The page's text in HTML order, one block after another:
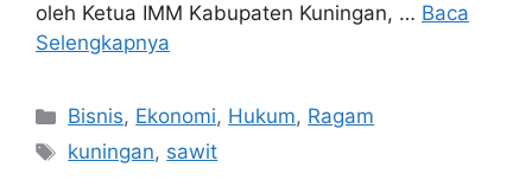
oleh Ketua IMM Kabupaten Kuningan, … Baca
Selengkapnya
Kategori
Bisnis, Ekonomi, Hukum, Ragam
Tag
kuningan, sawit